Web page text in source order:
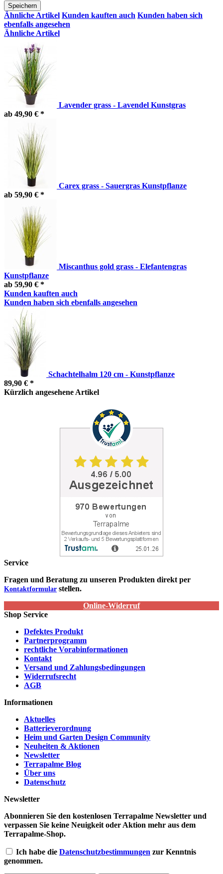
Speichern
Ähnliche Artikel Kunden kauften auch Kunden haben sich
ebenfalls angesehen
Ähnliche Artikel
Lavender grass - Lavendel Kunstgras
ab 49,90 € *
Carex grass - Sauergras Kunstpflanze
ab 59,90 € *
Miscanthus gold grass - Elefantengras
Kunstpflanze
ab 59,90 € *
Kunden kauften auch
Kunden haben sich ebenfalls angesehen
Schachtelhalm 120 cm - Kunstpflanze
89,90 € *
Kürzlich angesehene Artikel
Service
Fragen und Beratung zu unseren Produkten direkt per
Kontaktformular stellen.
Online-Widerruf
Shop Service
Defektes Produkt
Partnerprogramm
rechtliche Vorabinformationen
Kontakt
Versand und Zahlungsbedingungen
Widerrufsrecht
AGB
Informationen
Aktuelles
Batterieverordnung
Heim und Garten Design Community
Neuheiten & Aktionen
Newsletter
Terrapalme Blog
Über uns
Datenschutz
Newsletter
Abonnieren Sie den kostenlosen Terrapalme Newsletter und
verpassen Sie keine Neuigkeit oder Aktion mehr aus dem
Terrapalme-Shop.
Ich habe die Datenschutzbestimmungen zur Kenntnis
genommen.